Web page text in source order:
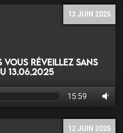
13 JUIN 2025
vous réveillez sans
15:59
12 JUIN 2025